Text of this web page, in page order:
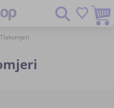
Pretraživanje
na
sadržaj
Tlakomjeri